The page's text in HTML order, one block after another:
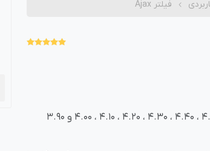
فیلتر Ajax